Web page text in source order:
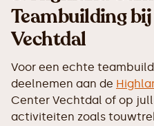
Teambuilding
Vechtdal
Voor een echte
deelnemen aan de
Center Vechtdal of op
activiteiten zoals